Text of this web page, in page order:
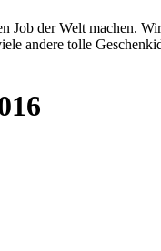
Job der Welt machen.
andere tolle